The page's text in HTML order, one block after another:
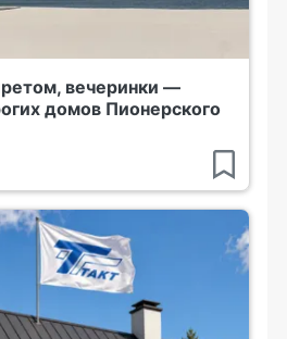
вечеринки —
домов Пионерского